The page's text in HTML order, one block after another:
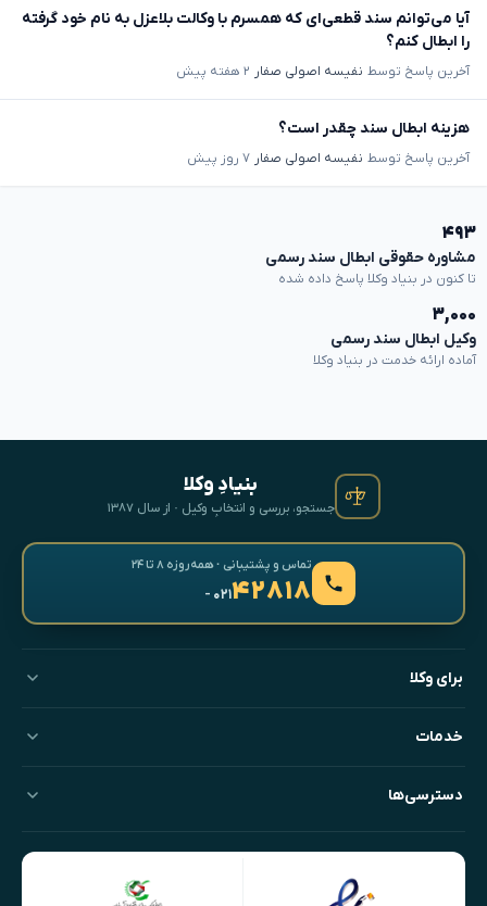
آیا می‌توانم سند قطعی‌ای که همسرم با وکالت بلاعزل به نام خود گرفته
را ابطال کنم؟
آخرین پاسخ توسط نفیسه اصولی صفار ۲ هفته پیش
هزینه ابطال سند چقدر است؟
آخرین پاسخ توسط نفیسه اصولی صفار ۷ روز پیش
۴۹۳
مشاوره حقوقی ابطال سند رسمی
تا کنون در بنیاد وکلا پاسخ داده شده
۳,۰۰۰
وکیل ابطال سند رسمی
آماده ارائه خدمت در بنیاد وکلا
بنیادِ وکلا
جستجو، بررسی و انتخابِ وکیل · از سال ۱۳۸۷
تماس و پشتیبانی · همه‌روزه ۸ تا ۲۴
۴۲۸۱۸- ۰۲۱
برای وکلا
خدمات
دسترسی‌ها